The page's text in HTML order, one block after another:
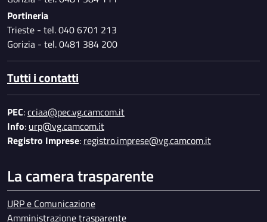
Portineria
Trieste - tel. 040 6701 213
Gorizia - tel. 0481 384 200
Tutti i contatti
PEC:cciaa@pec.vg.camcom.it
Info: urp@vg.camcom.it
Registro Imprese: registro.imprese@vg.camcom.it
La camera trasparente
URP e Comunicazione
Amministrazione trasparente